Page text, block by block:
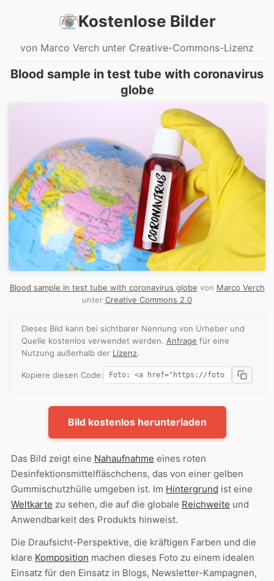
Kostenlose Bilder
von Marco Verch unter Creative-Commons-Lizenz
Blood sample in test tube with coronavirus
globe
Blood sample in test tube with coronavirus globe von Marco Verch
unter Creative Commons 2.0
Dieses Bild kann bei sichtbarer Nennung von Urheber und
Quelle kostenlos verwendet werden. Anfrage für eine
Nutzung außerhalb der Lizenz.
Kopiere diesen Code:
Bild kostenlos herunterladen
Das Bild zeigt eine Nahaufnahme eines roten
Desinfektionsmittelfläschchens, das von einer gelben
Gummischutzhülle umgeben ist. Im Hintergrund ist eine
Weltkarte zu sehen, die auf die globale Reichweite und
Anwendbarkeit des Produkts hinweist.
Die Draufsicht-Perspektive, die kräftigen Farben und die
klare Komposition machen dieses Foto zu einem idealen
Einsatz für den Einsatz in Blogs, Newsletter-Kampagnen,